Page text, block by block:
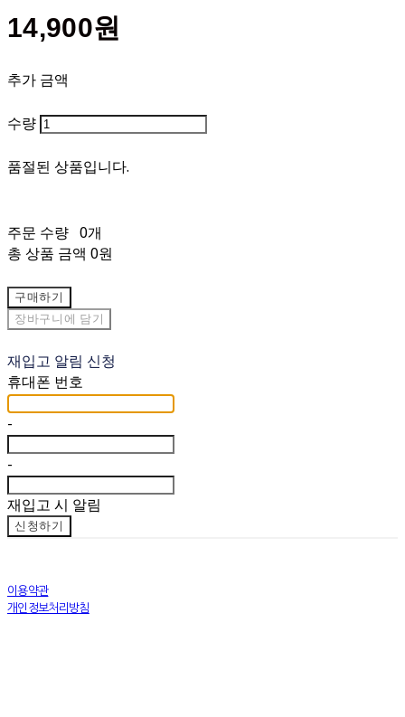
14,900원
추가 금액
수량
품절된 상품입니다.
주문 수량 0개
총 상품 금액 0원
구매하기
장바구니에 담기
재입고 알림 신청
휴대폰 번호
-
-
재입고 시 알림
신청하기
이용약관
개인정보처리방침